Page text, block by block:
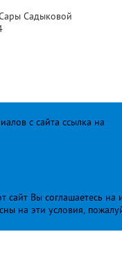
Садыковой
с сайта ссылка на
сайт Вы соглашаетесь
на эти условия,